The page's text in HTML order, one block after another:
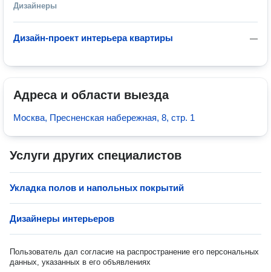
Дизайнеры
—
Дизайн-проект интерьера квартиры
Адреса и области выезда
Москва, Пресненская набережная, 8, стр. 1
Услуги других специалистов
Укладка полов и напольных покрытий
Дизайнеры интерьеров
Пользователь дал согласие на распространение его персональных
данных, указанных в его объявлениях